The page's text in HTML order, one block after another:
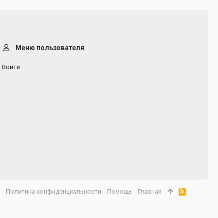
Меню пользователя
Войти
Политика конфиденциальности Помощь Главная
R
S